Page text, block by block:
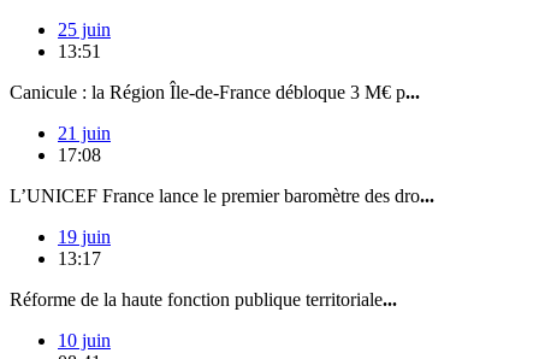
25 juin
13:51
Canicule : la Région Île-de-France débloque 3 M€ p...
21 juin
17:08
L’UNICEF France lance le premier baromètre des dro...
19 juin
13:17
Réforme de la haute fonction publique territoriale...
10 juin